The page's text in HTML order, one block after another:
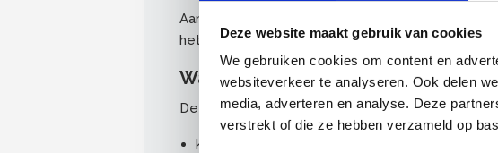
Deze website maakt gebruik van cookies
We gebruiken cookies om content en
websiteverkeer te analyseren. Ook delen
media, adverteren en analyse. Deze
verstrekt of die ze hebben verzameld op
Aan het einde van de training kunt u examen
het persoonscertificaat conform ISO17024. Dit
Wat leert u?
De volgende onderwerpen komen aan bod:
kwaliteit